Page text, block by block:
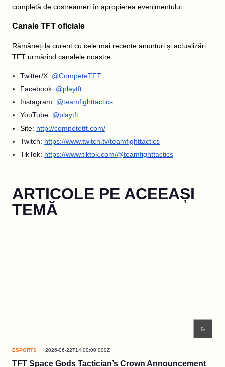
completă de costreameri în apropierea evenimentului.
Canale TFT oficiale
Rămâneți la curent cu cele mai recente anunțuri și actualizări
TFT urmărind canalele noastre:
Twitter/X: @CompeteTFT
Facebook: @playtft
Instagram: @teamfighttactics
YouTube: @playtft
Site: http://competetft.com/
Twitch: https://www.twitch.tv/teamfighttactics
TikTok: https://www.tiktok.com/@teamfighttactics
ARTICOLE PE ACEEAȘI
TEMĂ
ESPORTS 2026-06-22T14:00:00.000Z
TFT Space Gods Tactician’s Crown Announcement